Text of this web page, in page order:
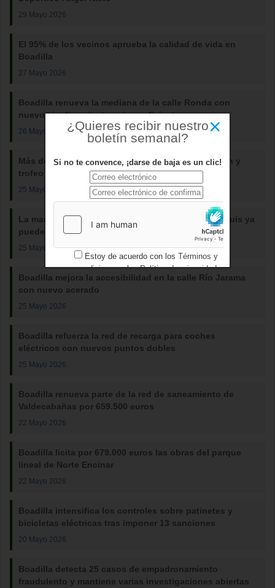
29 Mayo 2026
El 95% de los vecinos aprueba la calidad de vida en
Boadilla
27 Mayo 2026
Boadilla renueva la mediana de la calle Ronda con
nuevo ajardinamiento y riego eficiente
26 Mayo 2026
Más de 1.100 gimnastas participan en la exhibición y
trofeo del Club Rítmica Boadilla
25 Mayo 2026
La maqueta histórica del Palacio del Infante don Luis ya
puede visitarse en Boadilla
25 Mayo 2026
Boadilla mejora la accesibilidad en la calle Río Jarama
con nuevo acerado
25 Mayo 2026
Boadilla refuerza la red de recarga para coches
eléctricos con nuevos puntos dobles
25 Mayo 2026
Boadilla renueva parte de la red de saneamiento de
Valdecabañas por 659.500 euros
22 Mayo 2026
Boadilla licita por 679.000 euros las obras del parque
lineal de Norte Encinar
22 Mayo 2026
Boadilla intensifica los controles sobre patinetes y
bicicletas eléctricas tras imponer 13 sanciones
20 Mayo 2026
Boadilla detecta 25 casos de empadronamiento
fraudulento y mantiene varias investigaciones abiertas
×
¿Quieres recibir nuestro
boletín semanal?
Si no te convence, ¡darse de baja es un clic!
Estoy de acuerdo con los Términos y
condicionesy losPolítica de privacidad